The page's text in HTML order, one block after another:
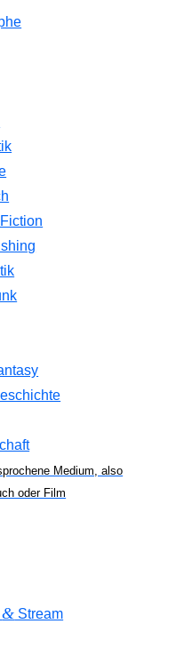
Medium, also
oder Film
& Stream